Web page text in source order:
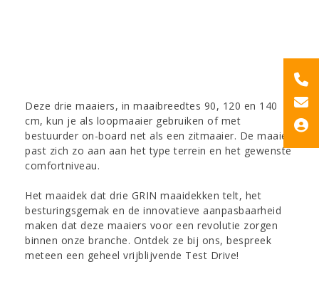
Deze drie maaiers, in maaibreedtes 90, 120 en 140
cm, kun je als loopmaaier gebruiken of met
bestuurder on-board net als een zitmaaier. De maaier
past zich zo aan aan het type terrein en het gewenste
comfortniveau.
Het maaidek dat drie GRIN maaidekken telt, het
besturingsgemak en de innovatieve aanpasbaarheid
maken dat deze maaiers voor een revolutie zorgen
binnen onze branche. Ontdek ze bij ons, bespreek
meteen een geheel vrijblijvende Test Drive!